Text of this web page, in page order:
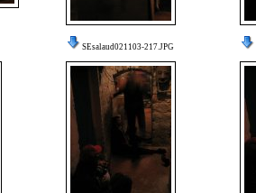
SEsalaud021103-217.JPG